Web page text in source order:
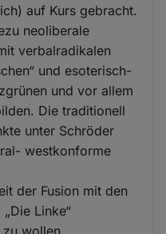
auf Kurs gebracht.
neoliberale
verbalradikalen
und esoterisch-
und vor allem
Die traditionell
unter Schröder
westkonforme
der Fusion mit den
Linke“
wollen.